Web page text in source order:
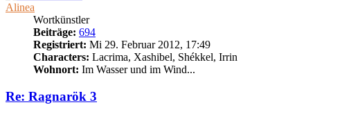
Alinea
Wortkünstler
Beiträge: 694
Registriert: Mi 29. Februar 2012, 17:49
Characters: Lacrima, Xashibel, Shékkel, Irrin
Wohnort: Im Wasser und im Wind...
Re: Ragnarök 3